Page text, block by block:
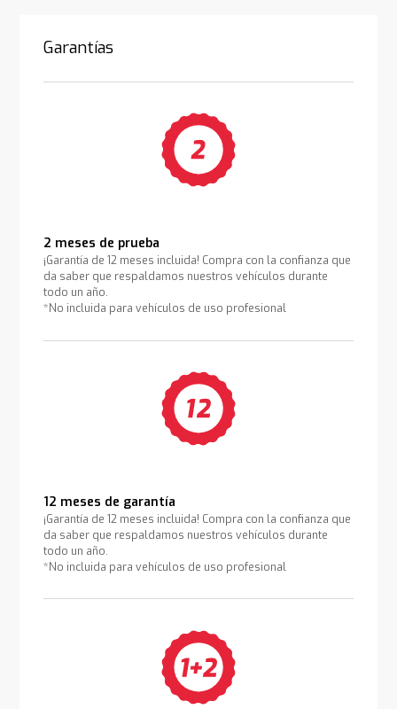
Garantías
2 meses de prueba
¡Garantía de 12 meses incluida! Compra con la confianza que
da saber que respaldamos nuestros vehículos durante
todo un año.
*No incluida para vehículos de uso profesional
12 meses de garantía
¡Garantía de 12 meses incluida! Compra con la confianza que
da saber que respaldamos nuestros vehículos durante
todo un año.
*No incluida para vehículos de uso profesional